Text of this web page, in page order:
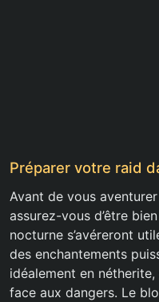
Préparer votre raid
Avant de vous
assurez-vous d’être
nocturne s’avéreront
des enchantements
idéalement en
face aux dangers. Le